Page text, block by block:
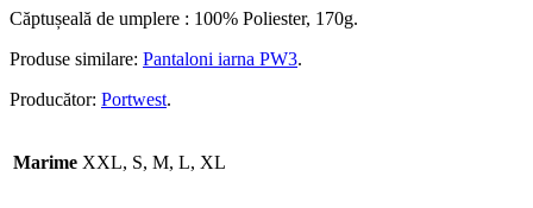
Căptușeală de umplere : 100% Poliester, 170g.
Produse similare: Pantaloni iarna PW3.
Producător: Portwest.
Marime XXL, S, M, L, XL